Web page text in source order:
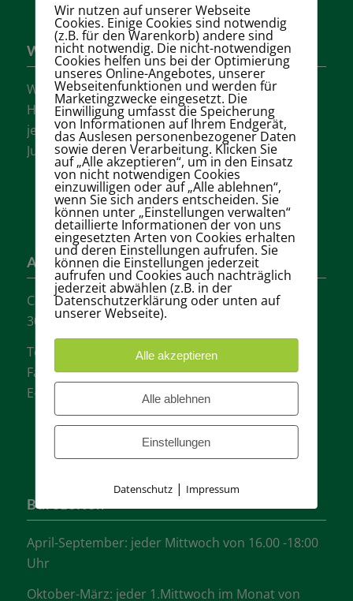
Wer sind wir?
Wir sind einer der größten Tennisvereine
Hannovers mit vielen aktiven Mannschaften in
jeder Altersklasse für Damen, Herren und
Jugendliche.
Adresse
Carl-Loges-Str.12
30657 Hannover
Tel.: + 49 511- 6046340
Fax: + 49 511- 601048
E-Mail:
info@tvgw-hannover.de
Bürozeiten
April-September: jeder Mittwoch von 16.00 -18:00
Uhr
Oktober-März: jeder 1.Mittwoch im Monat von
Wir nutzen auf unserer Webseite
Cookies. Einige Cookies sind notwendig
(z.B. für den Warenkorb) andere sind
nicht notwendig. Die nicht-notwendigen
Cookies helfen uns bei der Optimierung
unseres Online-Angebotes, unserer
Webseitenfunktionen und werden für
Marketingzwecke eingesetzt. Die
Einwilligung umfasst die Speicherung
von Informationen auf Ihrem Endgerät,
das Auslesen personenbezogener Daten
sowie deren Verarbeitung. Klicken Sie
auf „Alle akzeptieren“, um in den Einsatz
von nicht notwendigen Cookies
einzuwilligen oder auf „Alle ablehnen“,
wenn Sie sich anders entscheiden. Sie
können unter „Einstellungen verwalten“
detaillierte Informationen der von uns
eingesetzten Arten von Cookies erhalten
und deren Einstellungen aufrufen. Sie
können die Einstellungen jederzeit
aufrufen und Cookies auch nachträglich
jederzeit abwählen (z.B. in der
Datenschutzerklärung oder unten auf
unserer Webseite).
Alle akzeptieren
Alle ablehnen
Einstellungen
Datenschutz| Impressum